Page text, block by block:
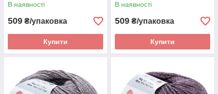
В наявності
509 ₴/упаковка
Купити
В наявності
509 ₴/упаковка
Купити